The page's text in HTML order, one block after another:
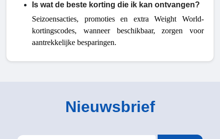
Is wat de beste korting die ik kan ontvangen?
Seizoensacties, promoties en extra Weight World-
kortingscodes, wanneer beschikbaar, zorgen voor
aantrekkelijke besparingen.
Nieuwsbrief